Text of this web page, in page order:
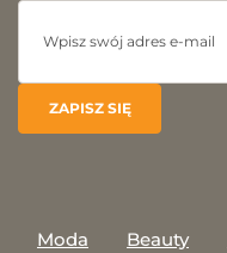
Moda Beauty